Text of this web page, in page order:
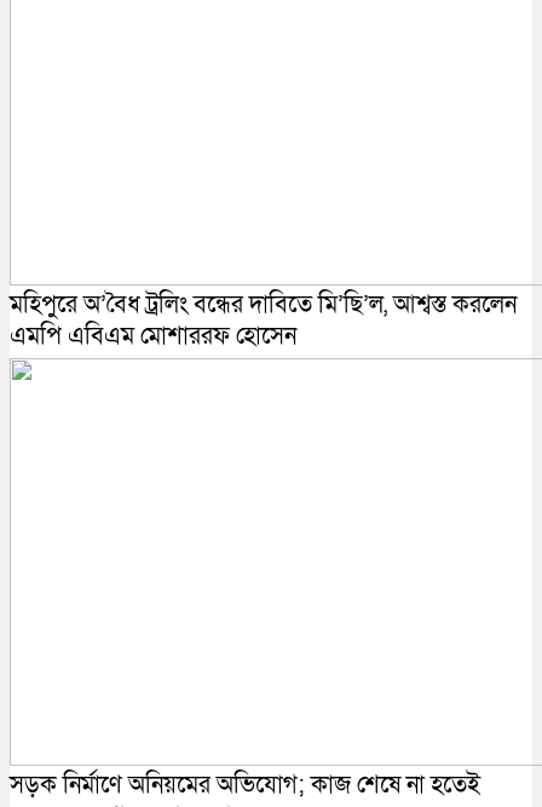
মহিপুরে অ’বৈধ ট্রলিং বন্ধের দাবিতে মি’ছি’ল, আশ্বস্ত করলেন
এমপি এবিএম মোশাররফ হোসেন
সড়ক নির্মাণে অনিয়মের অভিযোগ; কাজ শেষে না হতেই